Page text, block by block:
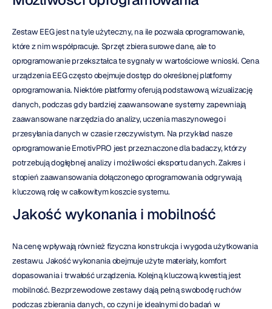
Zestaw EEG jest na tyle użyteczny, na ile pozwala oprogramowanie,
które z nim współpracuje. Sprzęt zbiera surowe dane, ale to
oprogramowanie przekształca te sygnały w wartościowe wnioski. Cena
urządzenia EEG często obejmuje dostęp do określonej platformy
oprogramowania. Niektóre platformy oferują podstawową wizualizację
danych, podczas gdy bardziej zaawansowane systemy zapewniają
zaawansowane narzędzia do analizy, uczenia maszynowego i
przesyłania danych w czasie rzeczywistym. Na przykład nasze
oprogramowanie EmotivPRO jest przeznaczone dla badaczy, którzy
potrzebują dogłębnej analizy i możliwości eksportu danych. Zakres i
stopień zaawansowania dołączonego oprogramowania odgrywają
kluczową rolę w całkowitym koszcie systemu.
Jakość wykonania i mobilność
Na cenę wpływają również fizyczna konstrukcja i wygoda użytkowania
zestawu. Jakość wykonania obejmuje użyte materiały, komfort
dopasowania i trwałość urządzenia. Kolejną kluczową kwestią jest
mobilność. Bezprzewodowe zestawy dają pełną swobodę ruchów
podczas zbierania danych, co czyni je idealnymi do badań w